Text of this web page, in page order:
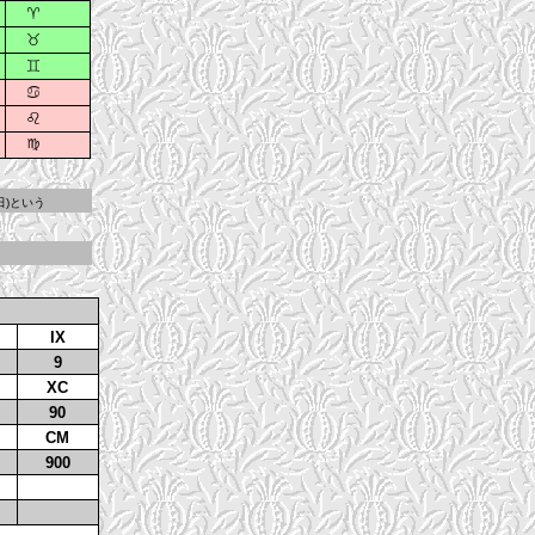
日)という
IX
9
XC
90
CM
900